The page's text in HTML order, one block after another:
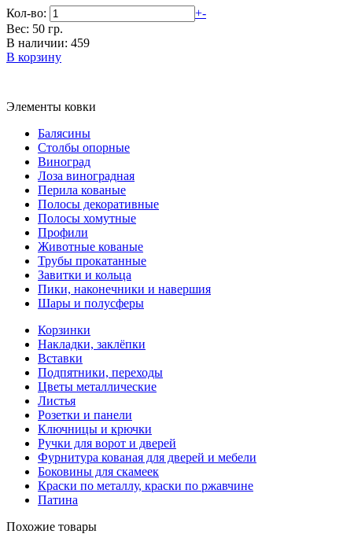
Кол-во: +-
Вес: 50 гр.
В наличии: 459
В корзину
Элементы ковки
Балясины
Столбы опорные
Виноград
Лоза виноградная
Перила кованые
Полосы декоративные
Полосы хомутные
Профили
Животные кованые
Трубы прокатанные
Завитки и кольца
Пики, наконечники и навершия
Шары и полусферы
Корзинки
Накладки, заклёпки
Вставки
Подпятники, переходы
Цветы металлические
Листья
Розетки и панели
Ключницы и крючки
Ручки для ворот и дверей
Фурнитура кованая для дверей и мебели
Боковины для скамеек
Краски по металлу, краски по ржавчине
Патина
Похожие товары